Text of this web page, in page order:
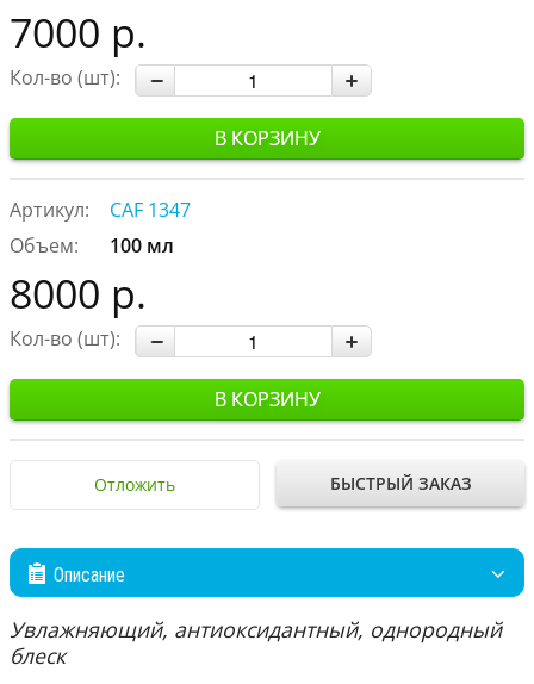
7000 р.
Кол-во (шт):
В КОРЗИНУ
Артикул:
CAF 1347
Объем:
100 мл
8000 р.
Кол-во (шт):
В КОРЗИНУ
Отложить БЫСТРЫЙ ЗАКАЗ
Описание
Увлажняющий, антиоксидантный, однородный
блеск